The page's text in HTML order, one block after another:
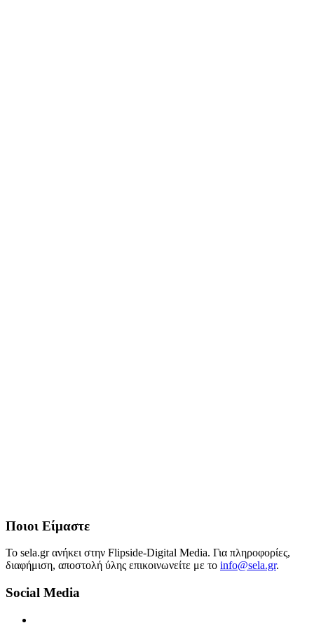
Ποιοι Είμαστε
Το sela.gr ανήκει στην Flipside-Digital Media. Για πληροφορίες,
διαφήμιση, αποστολή ύλης επικοινωνείτε με το info@sela.gr.
Social Media